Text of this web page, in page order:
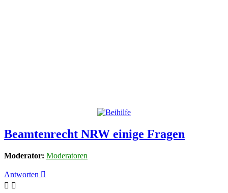
Beamtenrecht NRW einige Fragen
Moderator: Moderatoren
Antworten